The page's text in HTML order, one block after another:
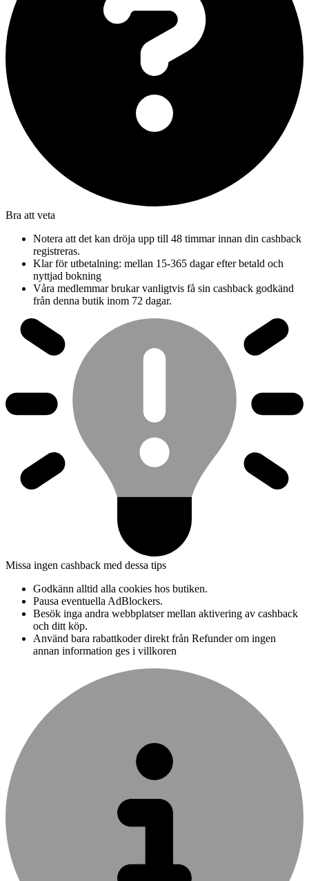
Bra att veta
Notera att det kan dröja upp till 48 timmar innan din cashback
registreras.
Klar för utbetalning: mellan 15-365 dagar efter betald och
nyttjad bokning
Våra medlemmar brukar vanligtvis få sin cashback godkänd
från denna butik inom 72 dagar.
Missa ingen cashback med dessa tips
Godkänn alltid alla cookies hos butiken.
Pausa eventuella AdBlockers.
Besök inga andra webbplatser mellan aktivering av cashback
och ditt köp.
Använd bara rabattkoder direkt från Refunder om ingen
annan information ges i villkoren